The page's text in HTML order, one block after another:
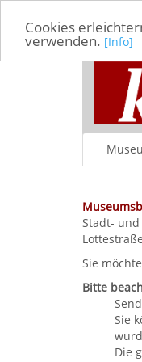
Cookies
verwenden. [Info]
Stadt-
Sie
Bitte
Sie
Die